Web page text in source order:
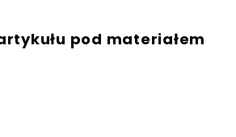
pod materiałem